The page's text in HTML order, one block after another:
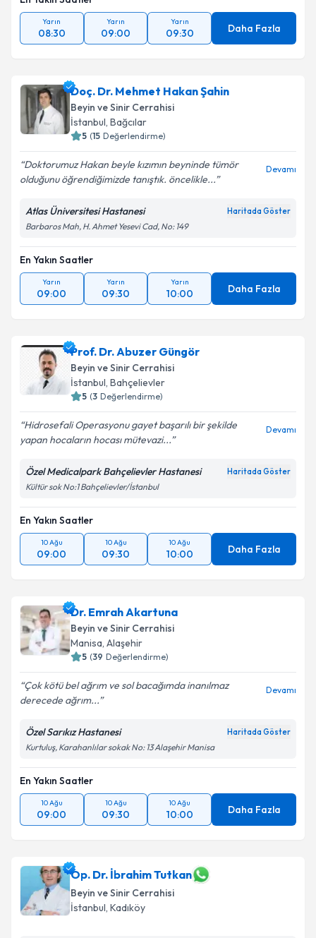
Yarın
08:30
Yarın
09:00
Yarın
09:30 Daha Fazla
Doç. Dr. Mehmet Hakan Şahin
Beyin ve Sinir Cerrahisi
İstanbul, Bağcılar
5 (15 Değerlendirme)
Doktorumuz Hakan beyle kızımın beyninde tümör
olduğunu öğrendiğimizde tanıştık. öncelikle...
Devamı
Atlas Üniversitesi Hastanesi Haritada Göster
Barbaros Mah, H. Ahmet Yesevi Cad, No: 149
En Yakın Saatler
Yarın
09:00
Yarın
09:30
Yarın
10:00 Daha Fazla
Prof. Dr. Abuzer Güngör
Beyin ve Sinir Cerrahisi
İstanbul, Bahçelievler
5 (3 Değerlendirme)
Hidrosefali Operasyonu gayet başarılı bir şekilde
yapan hocaların hocası mütevazi...
Devamı
Özel Medicalpark Bahçelievler Hastanesi Haritada Göster
Kültür sok No:1 Bahçelievler/İstanbul
En Yakın Saatler
10 Ağu
09:00
10 Ağu
09:30
10 Ağu
10:00 Daha Fazla
Dr. Emrah Akartuna
Beyin ve Sinir Cerrahisi
Manisa, Alaşehir
5 (39 Değerlendirme)
Çok kötü bel ağrım ve sol bacağımda inanılmaz
derecede ağrım...
Devamı
Özel Sarıkız Hastanesi Haritada Göster
Kurtuluş, Karahanlılar sokak No: 13 Alaşehir Manisa
En Yakın Saatler
10 Ağu
09:00
10 Ağu
09:30
10 Ağu
10:00 Daha Fazla
Op. Dr. İbrahim Tutkan
Beyin ve Sinir Cerrahisi
İstanbul, Kadıköy